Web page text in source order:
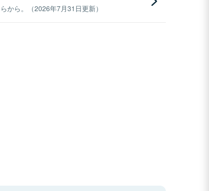
から。（2026年7月31日更新）